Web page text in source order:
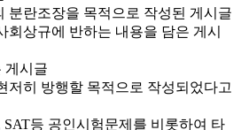
분란조장을 목적으로 작성된 게시글
회상규에 반하는 내용을 담은 게시
게시글
저히 방행할 목적으로 작성되었다고
SAT등 공인시험문제를 비롯하여 타